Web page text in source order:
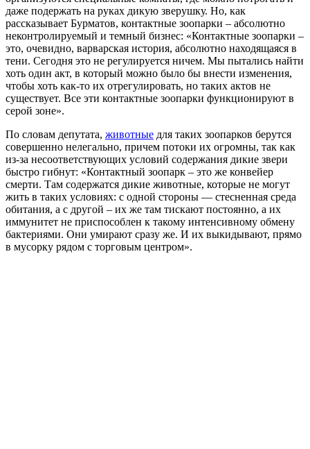
даже подержать на руках дикую зверушку. Но, как
рассказывает Бурматов, контактные зоопарки – абсолютно
неконтролируемый и темный бизнес: «Контактные зоопарки –
это, очевидно, варварская история, абсолютно находящаяся в
тени. Сегодня это не регулируется ничем. Мы пытались найти
хоть один акт, в который можно было бы внести изменения,
чтобы хоть как-то их отрегулировать, но таких актов не
существует. Все эти контактные зоопарки функционируют в
серой зоне».
По словам депутата, животные для таких зоопарков берутся
совершенно нелегально, причем потоки их огромны, так как
из-за несоответствующих условий содержания дикие звери
быстро гибнут: «Контактный зоопарк – это же конвейер
смерти. Там содержатся дикие животные, которые не могут
жить в таких условиях: с одной стороны — стесненная среда
обитания, а с другой – их же там тискают постоянно, а их
иммунитет не приспособлен к такому интенсивному обмену
бактериями. Они умирают сразу же. И их выкидывают, прямо
в мусорку рядом с торговым центром».